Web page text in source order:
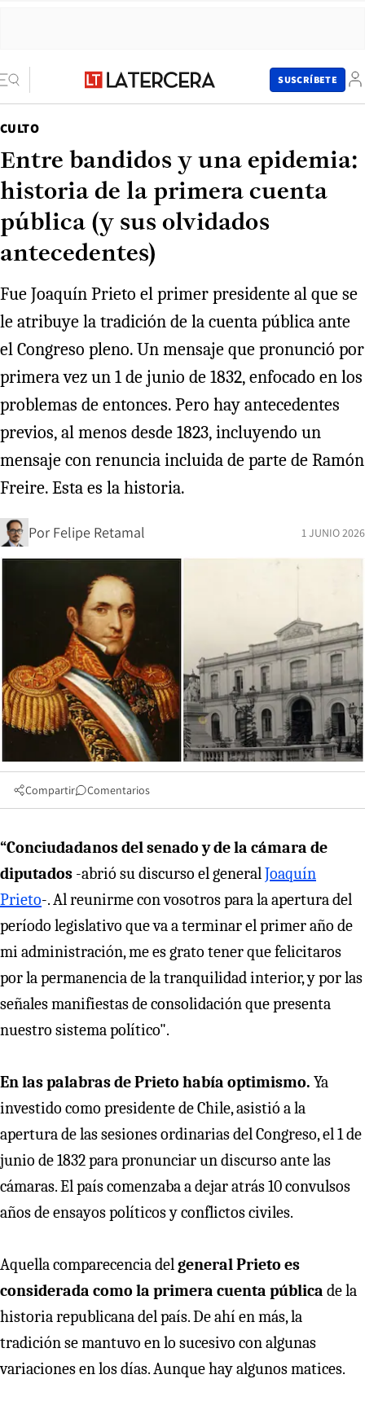
SUSCRÍBETE
CULTO
Entre bandidos y una epidemia:
historia de la primera cuenta
pública (y sus olvidados
antecedentes)
Fue Joaquín Prieto el primer presidente al que se
le atribuye la tradición de la cuenta pública ante
el Congreso pleno. Un mensaje que pronunció por
primera vez un 1 de junio de 1832, enfocado en los
problemas de entonces. Pero hay antecedentes
previos, al menos desde 1823, incluyendo un
mensaje con renuncia incluida de parte de Ramón
Freire. Esta es la historia.
Por Felipe Retamal 1 JUNIO 2026
Compartir Comentarios
“Conciudadanos del senado y de la cámara de
diputados -abrió su discurso el generalJoaquín
Prieto-. Al reunirme con vosotros para la apertura del
período legislativo que va a terminar el primer año de
mi administración, me es grato tener que felicitaros
por la permanencia de la tranquilidad interior, y por las
señales manifiestas de consolidación que presenta
nuestro sistema político".
En las palabras de Prieto había optimismo. Ya
investido como presidente de Chile, asistió a la
apertura de las sesiones ordinarias del Congreso, el 1 de
junio de 1832 para pronunciar un discurso ante las
cámaras. El país comenzaba a dejar atrás 10 convulsos
años de ensayos políticos y conflictos civiles.
Aquella comparecencia delgeneral Prieto es
considerada como la primera cuenta pública de la
historia republicana del país. De ahí en más, la
tradición se mantuvo en lo sucesivo con algunas
variaciones en los días. Aunque hay algunos matices.